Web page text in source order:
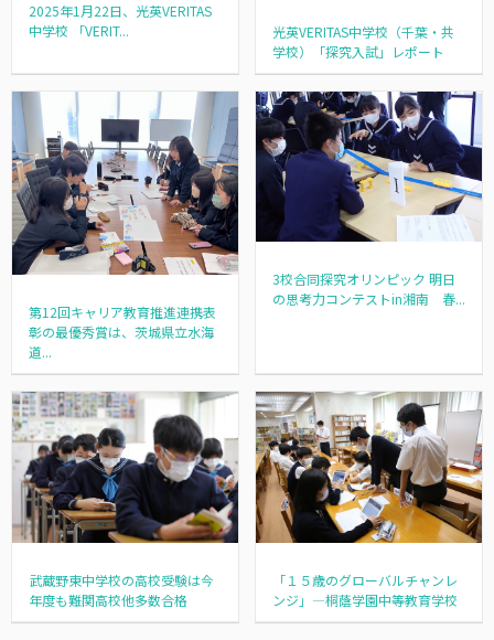
2025年1月22日、光英VERITAS
中学校 「VERIT...
光英VERITAS中学校（千葉・共
学校）「探究入試」レポート
第12回キャリア教育推進連携表
彰の最優秀賞は、茨城県立水海
道...
3校合同探究オリンピック 明日
の思考力コンテストin湘南 春...
武蔵野東中学校の高校受験は今
年度も難関高校他多数合格
「１５歳のグローバルチャンレ
ンジ」―桐蔭学園中等教育学校